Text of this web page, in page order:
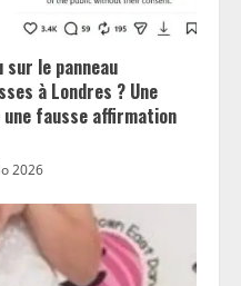
le panneau
à Londres ? Une
fausse affirmation
2026